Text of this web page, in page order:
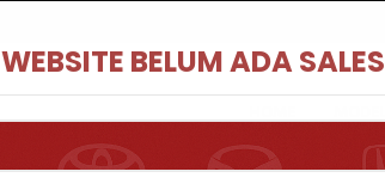
WEBSITE BELUM ADA SALES